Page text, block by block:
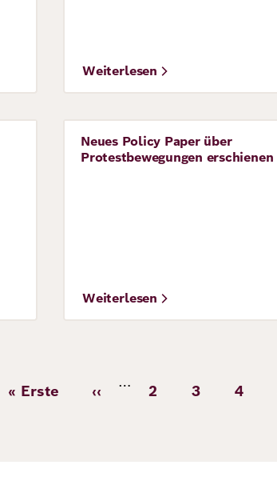
Weiterlesen
Perspective
Neues Policy Paper über
Protestbewegungen erschienen
Weiterlesen
Erste
« Erste
Vorherige
‹‹
…
Seite
2 Seite
3 Seite
4